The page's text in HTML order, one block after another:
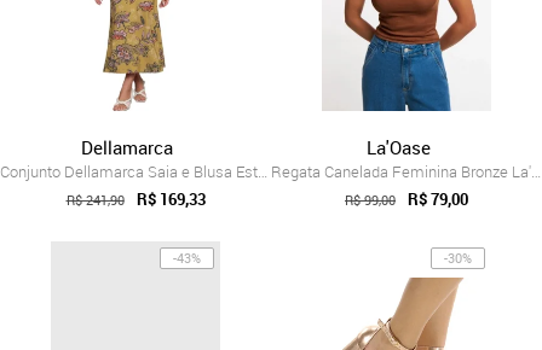
Dellamarca
Conjunto Dellamarca Saia e Blusa Estampa...
R$ 241,90 R$ 169,33
La'Oase
Regata Canelada Feminina Bronze La'Oase ...
R$ 99,00 R$ 79,00
-43% -30%